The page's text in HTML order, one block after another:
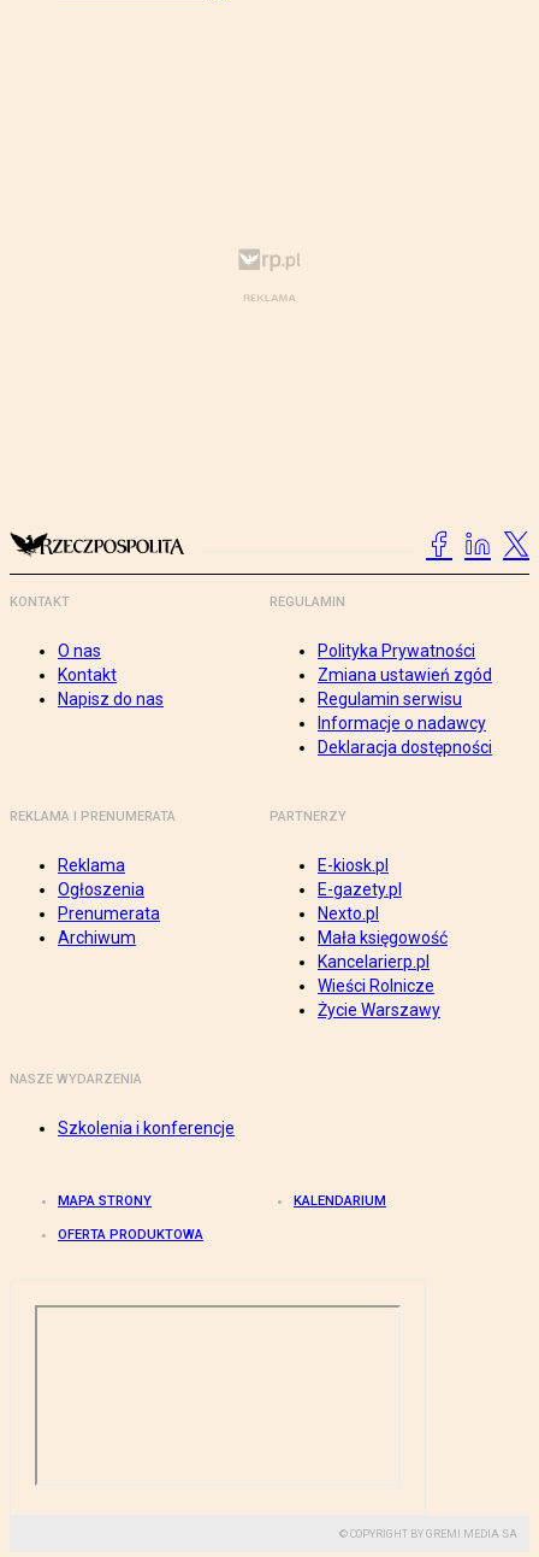
KONTAKT
O nas
Kontakt
Napisz do nas
REGULAMIN
Polityka Prywatności
Zmiana ustawień zgód
Regulamin serwisu
Informacje o nadawcy
Deklaracja dostępności
REKLAMA I PRENUMERATA
Reklama
Ogłoszenia
Prenumerata
Archiwum
PARTNERZY
E-kiosk.pl
E-gazety.pl
Nexto.pl
Mała księgowość
Kancelarierp.pl
Wieści Rolnicze
Życie Warszawy
NASZE WYDARZENIA
Szkolenia i konferencje
MAPA STRONY KALENDARIUM
OFERTA PRODUKTOWA
© COPYRIGHT BY GREMI MEDIA SA